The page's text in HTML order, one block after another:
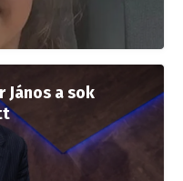
a sok